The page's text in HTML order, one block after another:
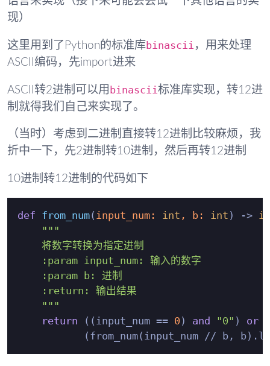
现）
这里用到了Python的标准库binascii ，用来处理
ASCII编码，先import进来
ASCII转2进制可以用 binascii 标准库实现，转12进
制就得我们自己来实现了。
（当时）考虑到二进制直接转12进制比较麻烦，我
折中一下，先2进制转10进制，然后再转12进制
10进制转12进制的代码如下
def from_num( input_num: int , b: int ) ->
"""
    将数字转换为指定进制
    :param input_num: 输入的数字
    :param b: 进制
    :return: 输出结果
    """
return ((input_num == 0 ) and "0" ) or \
(from_num(input_num // b,